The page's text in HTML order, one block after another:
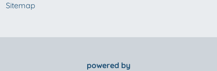
Sitemap
powered by